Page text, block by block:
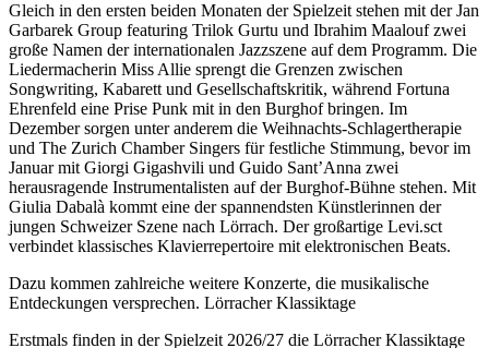
Gleich in den ersten beiden Monaten der Spielzeit stehen mit der Jan
Garbarek Group featuring Trilok Gurtu und Ibrahim Maalouf zwei
große Namen der internationalen Jazzszene auf dem Programm. Die
Liedermacherin Miss Allie sprengt die Grenzen zwischen
Songwriting, Kabarett und Gesellschaftskritik, während Fortuna
Ehrenfeld eine Prise Punk mit in den Burghof bringen. Im
Dezember sorgen unter anderem die Weihnachts-Schlagertherapie
und The Zurich Chamber Singers für festliche Stimmung, bevor im
Januar mit Giorgi Gigashvili und Guido Sant’Anna zwei
herausragende Instrumentalisten auf der Burghof-Bühne stehen. Mit
Giulia Dabalà kommt eine der spannendsten Künstlerinnen der
jungen Schweizer Szene nach Lörrach. Der großartige Levi.sct
verbindet klassisches Klavierrepertoire mit elektronischen Beats.
Dazu kommen zahlreiche weitere Konzerte, die musikalische
Entdeckungen versprechen. Lörracher Klassiktage
Erstmals finden in der Spielzeit 2026/27 die Lörracher Klassiktage